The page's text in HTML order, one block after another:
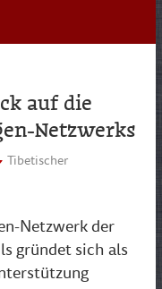
auf die
Netzwerks
Tibetischer
Netzwerk der
gründet sich als